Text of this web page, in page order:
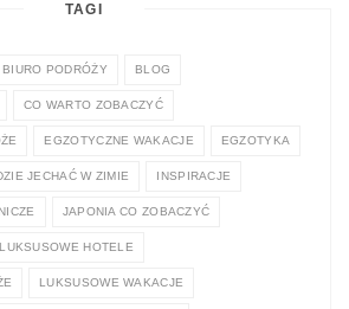
TAGI
BIURO PODRÓŻY BLOG
CO WARTO ZOBACZYĆ
EGZOTYCZNE WAKACJE EGZOTYKA
JECHAĆ W ZIMIE INSPIRACJE
JAPONIA CO ZOBACZYĆ
LUKSUSOWE HOTELE
LUKSUSOWE WAKACJE